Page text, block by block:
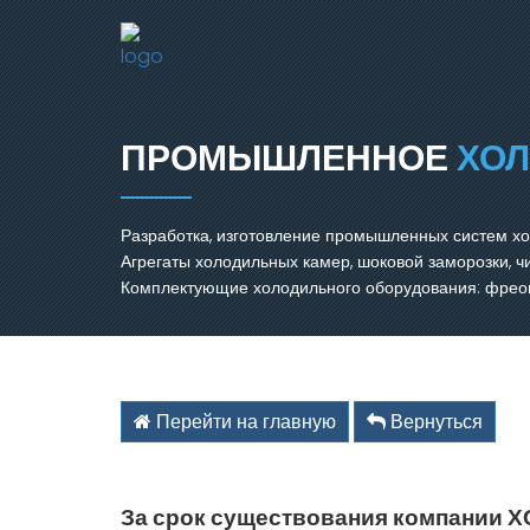
ПРОМЫШЛЕННОЕ
Разработка, изготовление промышленных систем
Агрегаты холодильных камер, шоковой заморозки,
Комплектующие холодильного оборудования:
Перейти на главную Вернуться
За срок существования компании